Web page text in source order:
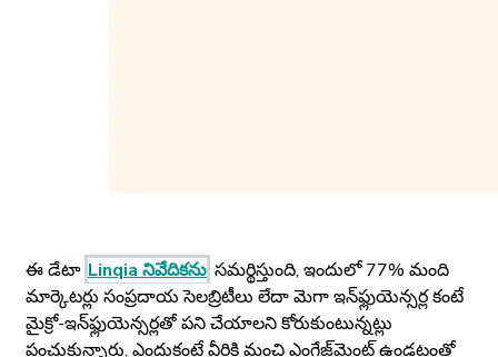
ఈ డేటా Linqia నివేదికను సమర్థిస్తుంది, ఇందులో 77% మంది
మార్కెటర్లు సంప్రదాయ సెలబ్రిటీలు లేదా మెగా ఇన్‌ఫ్లుయెన్సర్ల కంటే
మైక్రో-ఇన్‌ఫ్లుయెన్సర్లతో పని చేయాలని కోరుకుంటున్నట్లు
పంచుకున్నారు. ఎందుకంటే వీరికి మంచి ఎంగేజ్‌మెంట్ ఉండటంతో